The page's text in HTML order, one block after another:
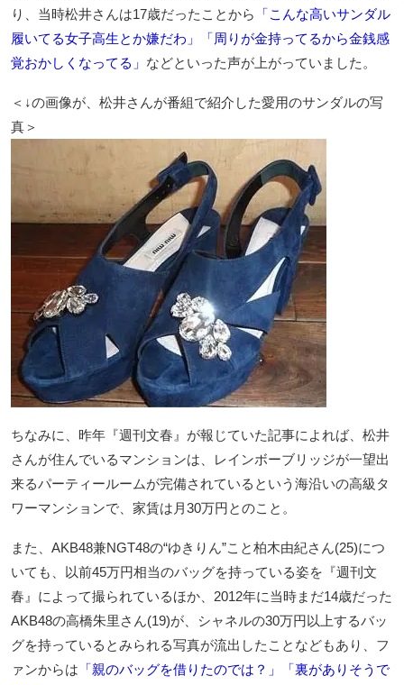
り、当時松井さんは17歳だったことから
「こんな高いサンダル
履いてる女子高生とか嫌だわ」「周りが金持ってるから金銭感
覚おかしくなってる」 などといった声が上がっていました。
＜↓の画像が、松井さんが番組で紹介した愛用のサンダルの写
真＞
ちなみに、昨年『週刊文春』が報じていた記事によれば、松井
さんが住んでいるマンションは、レインボーブリッジが一望出
来るパーティールームが完備されているという海沿いの高級タ
ワーマンションで、家賃は月30万円とのこと。
また、AKB48兼NGT48の“ゆきりん”こと柏木由紀さん(25)につ
いても、以前45万円相当のバッグを持っている姿を『週刊文
春』によって撮られているほか、2012年に当時まだ14歳だった
AKB48の高橋朱里さん(19)が、シャネルの30万円以上するバッ
グを持っているとみられる写真が流出したことなどもあり、フ
ァンからは 「親のバッグを借りたのでは？」「裏がありそうで